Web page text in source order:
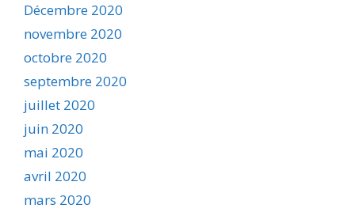
Décembre 2020
novembre 2020
octobre 2020
septembre 2020
juillet 2020
juin 2020
mai 2020
avril 2020
mars 2020